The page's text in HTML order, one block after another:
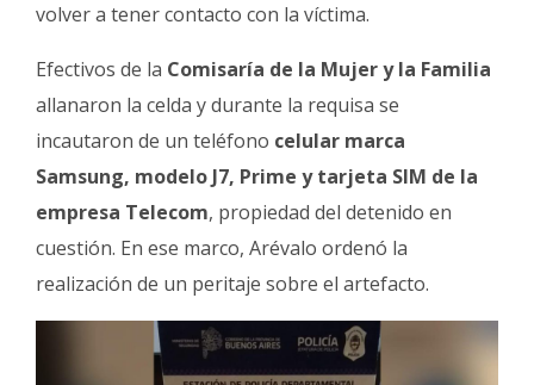
volver a tener contacto con la víctima.
Efectivos de la Comisaría de la Mujer y la Familia
allanaron la celda y durante la requisa se
incautaron de un teléfono celular marca
Samsung, modelo J7, Prime y tarjeta SIM de la
empresa Telecom, propiedad del detenido en
cuestión. En ese marco, Arévalo ordenó la
realización de un peritaje sobre el artefacto.